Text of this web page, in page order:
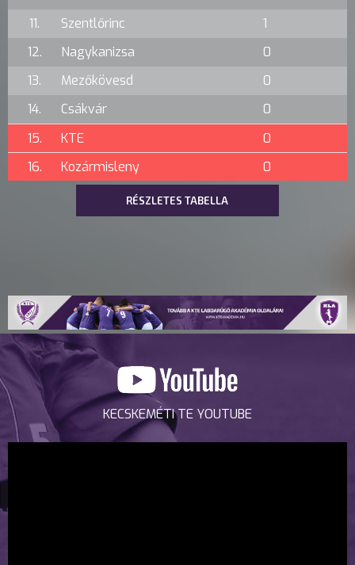
11.
Szentlőrinc
1
12.
Nagykanizsa
0
13.
Mezőkövesd
0
14.
Csákvár
0
15.
KTE
0
16.
Kozármisleny 0
RÉSZLETES TABELLA
KECSKEMÉTI TE YOUTUBE